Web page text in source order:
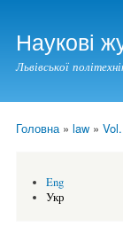
Наукові
Львівської
Головна» law »
Eng
Укр